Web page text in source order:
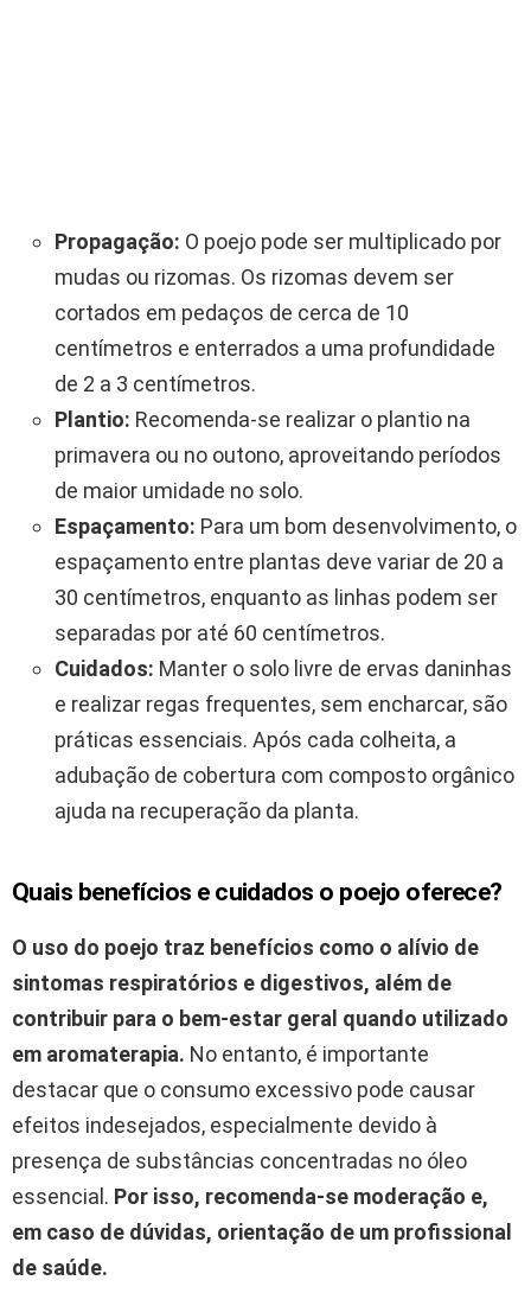
Propagação: O poejo pode ser multiplicado por
mudas ou rizomas. Os rizomas devem ser
cortados em pedaços de cerca de 10
centímetros e enterrados a uma profundidade
de 2 a 3 centímetros.
Plantio: Recomenda-se realizar o plantio na
primavera ou no outono, aproveitando períodos
de maior umidade no solo.
Espaçamento: Para um bom desenvolvimento, o
espaçamento entre plantas deve variar de 20 a
30 centímetros, enquanto as linhas podem ser
separadas por até 60 centímetros.
Cuidados: Manter o solo livre de ervas daninhas
e realizar regas frequentes, sem encharcar, são
práticas essenciais. Após cada colheita, a
adubação de cobertura com composto orgânico
ajuda na recuperação da planta.
Quais benefícios e cuidados o poejo oferece?
O uso do poejo traz benefícios como o alívio de
sintomas respiratórios e digestivos, além de
contribuir para o bem-estar geral quando utilizado
em aromaterapia. No entanto, é importante
destacar que o consumo excessivo pode causar
efeitos indesejados, especialmente devido à
presença de substâncias concentradas no óleo
essencial. Por isso, recomenda-se moderação e,
em caso de dúvidas, orientação de um profissional
de saúde.